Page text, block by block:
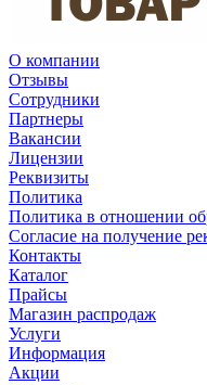
О компании
Отзывы
Сотрудники
Партнеры
Вакансии
Лицензии
Реквизиты
Политика
Политика в отношении
Согласие на получение
Контакты
Каталог
Прайсы
Магазин распродаж
Услуги
Информация
Акции